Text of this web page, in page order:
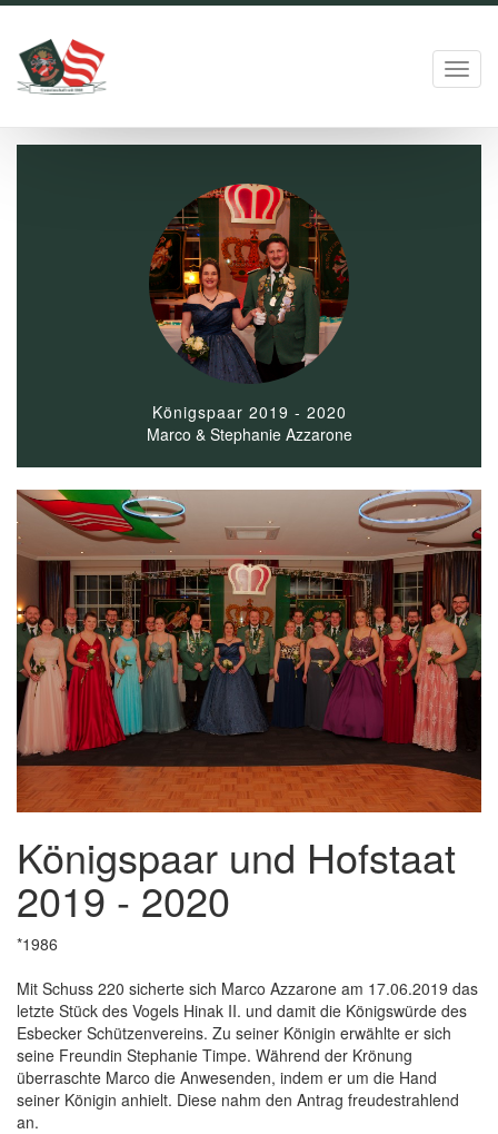
Königspaar 2019 - 2020
Marco & Stephanie Azzarone
Königspaar und Hofstaat
2019 - 2020
*1986
Mit Schuss 220 sicherte sich Marco Azzarone am 17.06.2019 das
letzte Stück des Vogels Hinak II. und damit die Königswürde des
Esbecker Schützenvereins. Zu seiner Königin erwählte er sich
seine Freundin Stephanie Timpe. Während der Krönung
überraschte Marco die Anwesenden, indem er um die Hand
seiner Königin anhielt. Diese nahm den Antrag freudestrahlend
an.